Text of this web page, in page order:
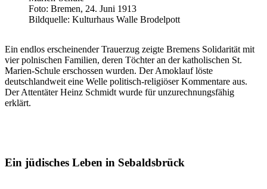
Foto: Bremen, 24. Juni 1913
Bildquelle: Kulturhaus Walle Brodelpott
Ein endlos erscheinender Trauerzug zeigte Bremens Solidarität mit
vier polnischen Familien, deren Töchter an der katholischen St.
Marien-Schule erschossen wurden. Der Amoklauf löste
deutschlandweit eine Welle politisch-religiöser Kommentare aus.
Der Attentäter Heinz Schmidt wurde für unzurechnungsfähig
erklärt.
Ein jüdisches Leben in Sebaldsbrück